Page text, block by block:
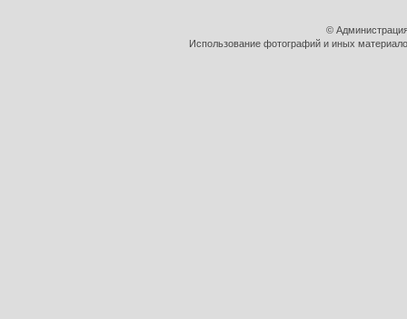
©
Использование фотографий и иных